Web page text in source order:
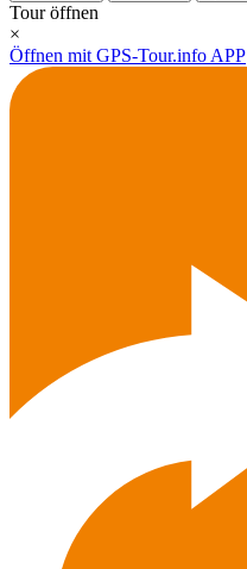
Tour öffnen
×
Öffnen mit GPS-Tour.info APP